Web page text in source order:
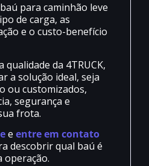
para caminhão leve
de carga, as
e o custo-benefício
qualidade da 4TRUCK,
a solução ideal, seja
ou customizados,
segurança e
frota.
e entre em contato
descobrir qual baú é
operação.